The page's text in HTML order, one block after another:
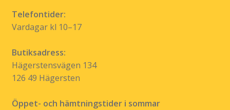
Telefontider:
Vardagar kl 10–17
Butiksadress:
Hägerstensvägen 134
126 49 Hägersten
Öppet- och hämtningstider i sommar